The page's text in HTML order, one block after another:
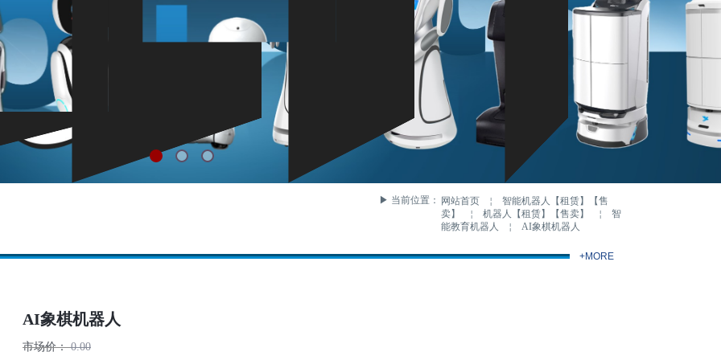
▶ 当前位置： 网站首页 ￤
智能机器人【租赁】【售
卖】
￤ 机器人【租赁】【售卖】 ￤
智
能教育机器人
￤ AI象棋机器人
+MORE
AI象棋机器人
市场价：0.00